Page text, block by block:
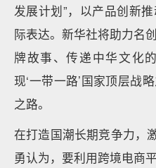
发展计划”，以产品创新
际表达。新华社将助力名
牌故事、传递中华文化
现‘一带一路’国家顶层战
之路。
在打造国潮长期竞争力，
勇认为，要利用跨境电商